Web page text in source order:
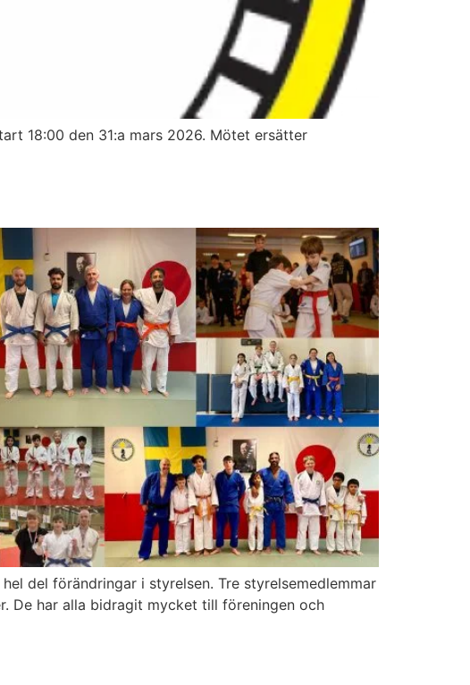
18:00 den 31:a mars 2026. Mötet ersätter
del förändringar i styrelsen. Tre styrelsemedlemmar
De har alla bidragit mycket till föreningen och